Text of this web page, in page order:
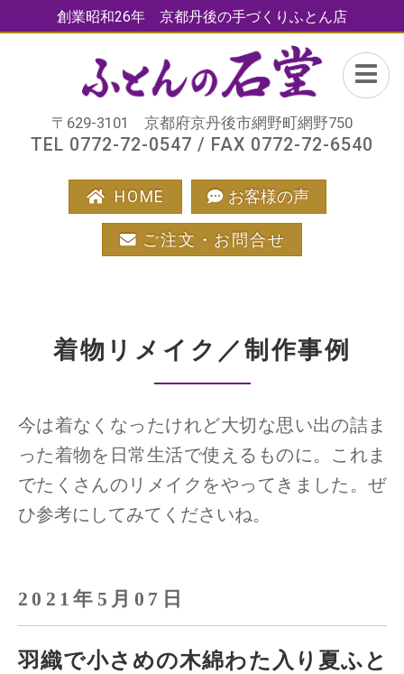
創業昭和26年 京都丹後の手づくりふとん店
〒629-3101 京都府京丹後市網野町網野750
TEL 0772-72-0547 / FAX 0772-72-6540
HOME お客様の声
ご注文・お問合せ
着物リメイク／制作事例
今は着なくなったけれど大切な思い出の詰ま
った着物を日常生活で使えるものに。 これま
でたくさんのリメイクをやってきました。ぜ
ひ参考にしてみてくださいね。
2021年5月07日
羽織で小さめの木綿わた入り夏ふと